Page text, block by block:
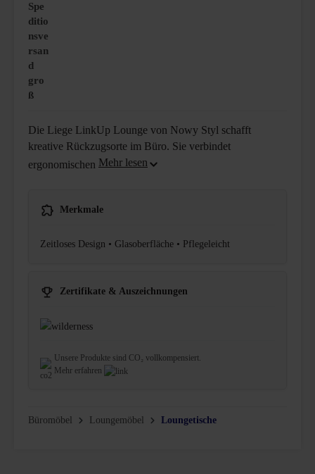
Spe
ditio
nsve
rsan
d
gro
ß
Die Liege LinkUp Lounge von Nowy Styl schafft
kreative Rückzugsorte im Büro. Sie verbindet
ergonomischen
Merkmale
Zeitloses Design • Glasoberfläche • Pflegeleicht
Zertifikate & Auszeichnungen
Unsere Produkte sind CO₂ vollkompensiert.
Mehr erfahren
Büromöbel Loungemöbel Loungetische